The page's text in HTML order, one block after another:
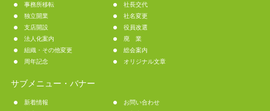
事務所移転
社長交代
独立開業
社名変更
支店開設
役員改選
法人化案内
廃 業
組織・その他変更
総会案内
周年記念
オリジナル文章
サブメニュー・バナー
新着情報
お問い合わせ